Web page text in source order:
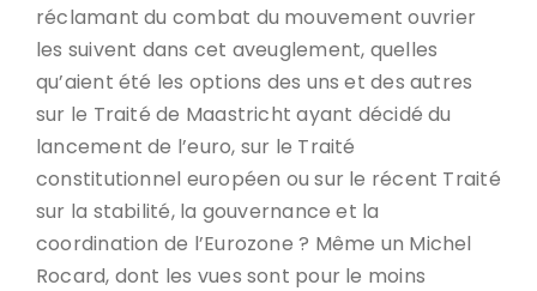
réclamant du combat du mouvement ouvrier
les suivent dans cet aveuglement, quelles
qu’aient été les options des uns et des autres
sur le Traité de Maastricht ayant décidé du
lancement de l’euro, sur le Traité
constitutionnel européen ou sur le récent Traité
sur la stabilité, la gouvernance et la
coordination de l’Eurozone ? Même un Michel
Rocard, dont les vues sont pour le moins